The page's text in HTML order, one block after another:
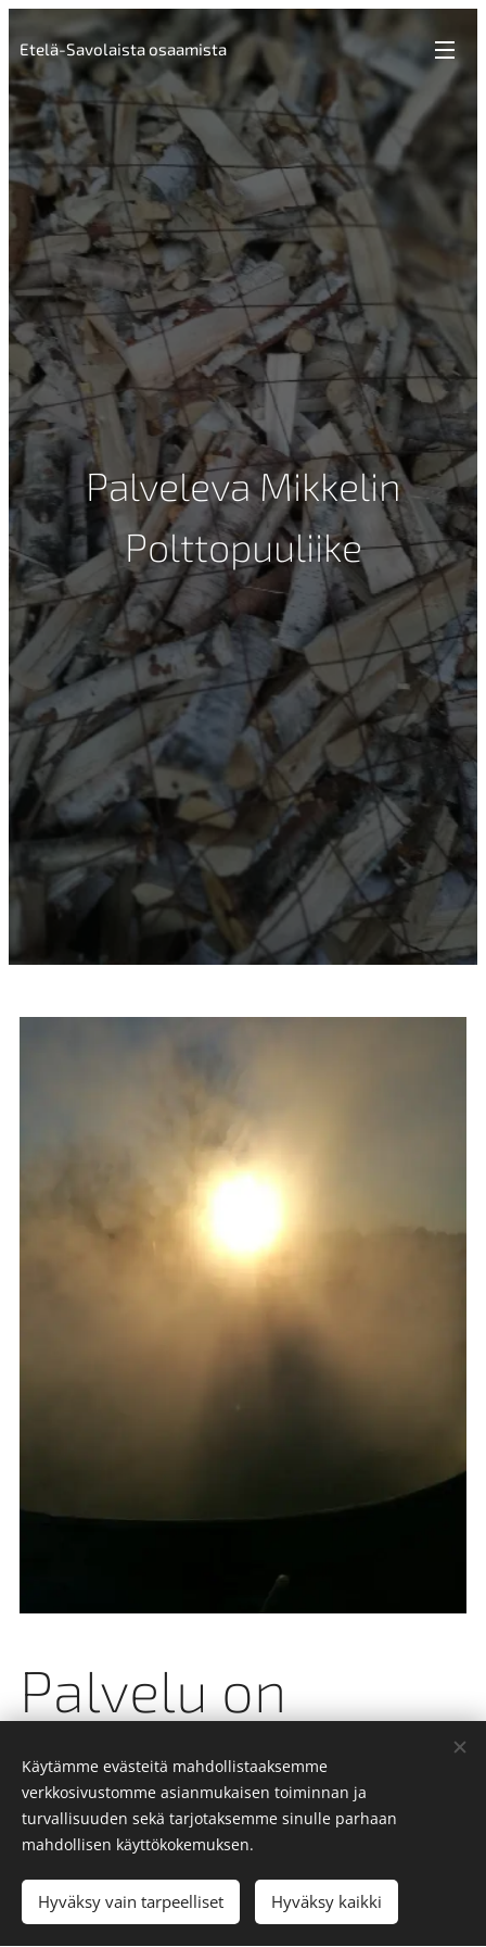
Etelä-Savolaista osaamista
Palveleva Mikkelin
Polttopuuliike
Palvelu on
ilomme
Mikkelin Polttopuuliike tarjoaa asiakkailleen helpon ja
muuhun valittuun kohteeseen.
Käytämme evästeitä mahdollistaaksemme
verkkosivustomme asianmukaisen toiminnan ja
turvallisuuden sekä tarjotaksemme sinulle parhaan
mahdollisen käyttökokemuksen.
Hyväksy vain tarpeelliset Hyväksy kaikki